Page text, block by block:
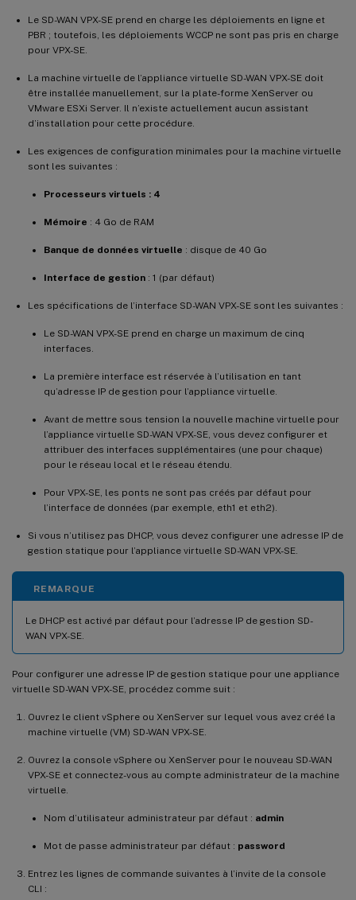
Le SD-WAN VPX-SE prend en charge les déploiements en ligne et
PBR ; toutefois, les déploiements WCCP ne sont pas pris en charge
pour VPX-SE.
La machine virtuelle de l’appliance virtuelle SD-WAN VPX-SE doit
être installée manuellement, sur la plate-forme XenServer ou
VMware ESXi Server. Il n’existe actuellement aucun assistant
d’installation pour cette procédure.
Les exigences de configuration minimales pour la machine virtuelle
sont les suivantes :
Processeurs virtuels : 4
Mémoire : 4 Go de RAM
Banque de données virtuelle : disque de 40 Go
Interface de gestion : 1 (par défaut)
Les spécifications de l’interface SD-WAN VPX-SE sont les suivantes :
Le SD-WAN VPX-SE prend en charge un maximum de cinq
interfaces.
La première interface est réservée à l’utilisation en tant
qu’adresse IP de gestion pour l’appliance virtuelle.
Avant de mettre sous tension la nouvelle machine virtuelle pour
l’appliance virtuelle SD-WAN VPX-SE, vous devez configurer et
attribuer des interfaces supplémentaires (une pour chaque)
pour le réseau local et le réseau étendu.
Pour VPX-SE, les ponts ne sont pas créés par défaut pour
l’interface de données (par exemple, eth1 et eth2).
Si vous n’utilisez pas DHCP, vous devez configurer une adresse IP de
gestion statique pour l’appliance virtuelle SD-WAN VPX-SE.
REMARQUE
Le DHCP est activé par défaut pour l’adresse IP de gestion SD-
WAN VPX-SE.
Pour configurer une adresse IP de gestion statique pour une appliance
virtuelle SD-WAN VPX-SE, procédez comme suit :
Ouvrez le client vSphere ou XenServer sur lequel vous avez créé la
machine virtuelle (VM) SD-WAN VPX-SE.
Ouvrez la console vSphere ou XenServer pour le nouveau SD-WAN
VPX-SE et connectez-vous au compte administrateur de la machine
virtuelle.
Nom d’utilisateur administrateur par défaut : admin
Mot de passe administrateur par défaut : password
Entrez les lignes de commande suivantes à l’invite de la console
CLI :